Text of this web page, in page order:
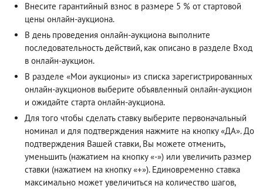
Внесите гарантийный взнос в размере 5 % от стартовой
цены онлайн-аукциона.
В день проведения онлайн-аукциона выполните
последовательность действий, как описано в разделе Вход
в онлайн-аукцион.
В разделе «Мои аукционы» из списка зарегистрированных
онлайн-аукционов выберите объявленный онлайн-аукцион
и ожидайте старта онлайн-аукциона.
Для того чтобы сделать ставку выберите первоначальный
номинал и для подтверждения нажмите на кнопку «ДА». До
подтверждения Вашей ставки, Вы можете отменить,
уменьшить (нажатием на кнопку «-») или увеличить размер
ставки (нажатием на кнопку «+»). Единовременно ставка
максимально может увеличиться на количество шагов,